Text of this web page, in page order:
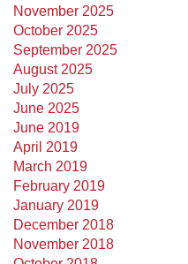
November 2025
October 2025
September 2025
August 2025
July 2025
June 2025
June 2019
April 2019
March 2019
February 2019
January 2019
December 2018
November 2018